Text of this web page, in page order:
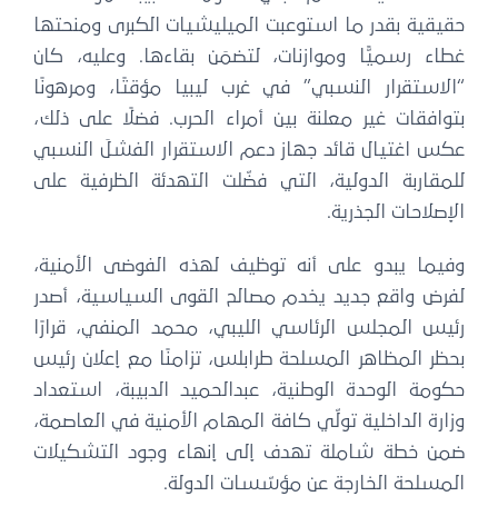
حقيقية بقدر ما استوعبت الميليشيات الكبرى ومنحتها
غطاء رسميًّا وموازنات، لتضمَن بقاءها. وعليه، كان
“الاستقرار النسبي” في غرب ليبيا مؤقتًا، ومرهونًا
بتوافقات غير معلنة بين أمراء الحرب. فضلًا على ذلك،
عكس اغتيال قائد جهاز دعم الاستقرار الفشلَ النسبي
للمقاربة الدولية، التي فضّلت التهدئة الظرفية على
الإصلاحات الجذرية.
وفيما يبدو على أنه توظيف لهذه الفوضى الأمنية،
لفرض واقع جديد يخدم مصالح القوى السياسية، أصدر
رئيس المجلس الرئاسي الليبي، محمد المنفي، قرارًا
بحظر المظاهر المسلحة طرابلس، تزامنًا مع إعلان رئيس
حكومة الوحدة الوطنية، عبدالحميد الدبيبة، استعداد
وزارة الداخلية تولّي كافة المهام الأمنية في العاصمة،
ضمن خطة شاملة تهدف إلى إنهاء وجود التشكيلات
المسلحة الخارجة عن مؤسّسات الدولة.